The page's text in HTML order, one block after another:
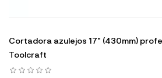
Cortadora azulejos 17" (430mm)
Toolcraft